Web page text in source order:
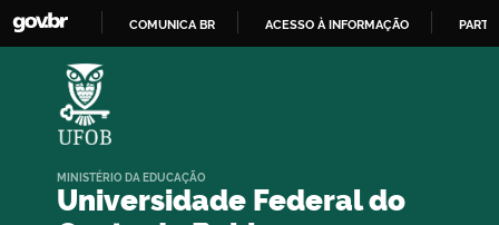
COMUNICA BR ACESSO À INFORMAÇÃO
Universidade Federal do
MINISTÉRIO DA EDUCAÇÃO